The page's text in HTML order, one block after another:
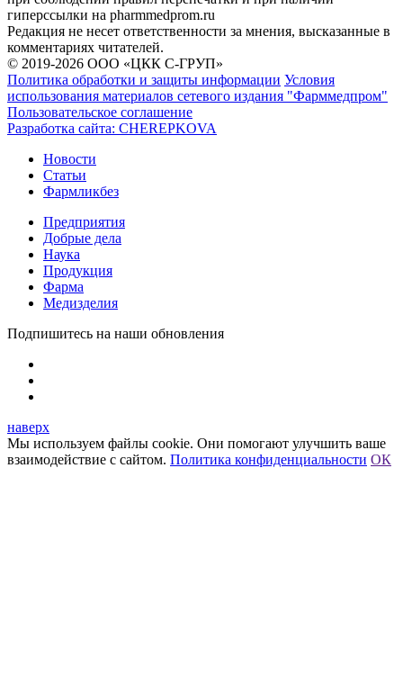
гиперссылки на pharmmedprom.ru
Редакция не несет ответственности за мнения, высказанные в
комментариях читателей.
© 2019-2026 ООО «ЦКК С-ГРУП»
Политика обработки и защиты информации Условия
использования материалов сетевого издания "Фарммедпром"
Пользовательское соглашение
Разработка сайта: CHEREPKOVA
Новости
Статьи
Фармликбез
Предприятия
Добрые дела
Наука
Продукция
Фарма
Медизделия
Подпишитесь на наши обновления
наверх
Мы используем файлы cookie. Они помогают улучшить ваше
взаимодействие с сайтом. Политика конфиденциальности ОК